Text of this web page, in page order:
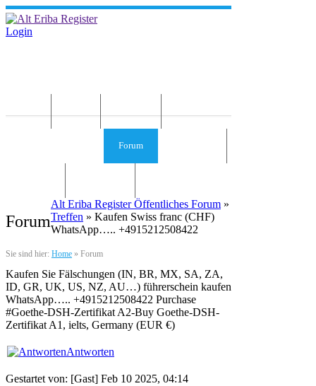
Login
Forum
Forum
Sie sind hier: Home » Forum
Alt Eriba Register Öffentliches Forum »
Treffen » Kaufen Swiss franc (CHF)
WhatsApp….. +4915212508422
Kaufen Sie Fälschungen (IN, BR, MX, SA, ZA,
ID, GR, UK, US, NZ, AU…) führerschein kaufen
WhatsApp….. +4915212508422 Purchase
#Goethe-DSH-Zertifikat A2-Buy Goethe-DSH-
Zertifikat A1, ielts, Germany (EUR €)
Antworten
Gestartet von: [Gast] Feb 10 2025, 04:14